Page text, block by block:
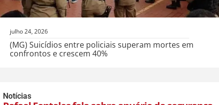
julho 24, 2026
(MG) Suicídios entre policiais superam mortes em
confrontos e crescem 40%
Notícias